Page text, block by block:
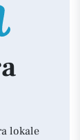
lokale